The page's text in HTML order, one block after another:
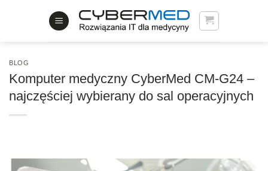
BLOG
Komputer medyczny CyberMed CM-G24 –
najczęściej wybierany do sal operacyjnych